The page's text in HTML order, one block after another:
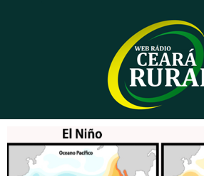
Equipe
Contato
Sobre